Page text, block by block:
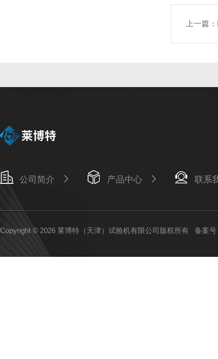
上一篇：
公司简介 产品中心 联系
Copyright © 2026 莱博特（天津）试验机有限公司版权所有 备案号